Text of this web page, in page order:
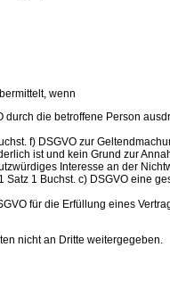
wenn
durch die betroffene Person
f) DSGVO zur
ist und kein Grund zur
Interesse an der
Satz 1 Buchst. c) DSGVO eine
für die Erfüllung eines
nicht an Dritte weitergegeben.